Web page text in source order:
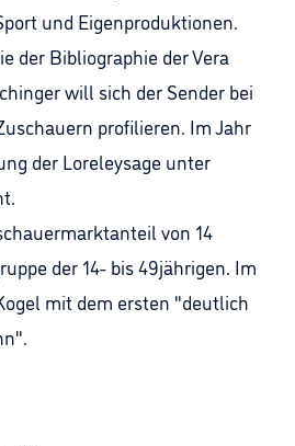
und Eigenproduktionen.
der Bibliographie der Vera
will sich der Sender bei
profilieren. Im Jahr
der Loreleysage unter
von 14
der 14- bis 49jährigen. Im
mit dem ersten "deutlich